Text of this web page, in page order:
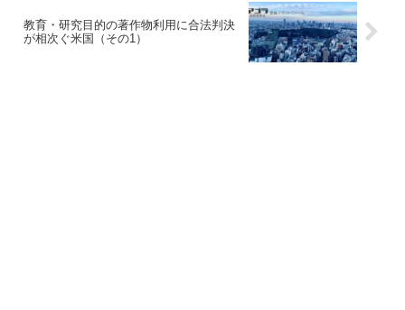
教育・研究目的の著作物利用に合法判決
が相次ぐ米国（その1）